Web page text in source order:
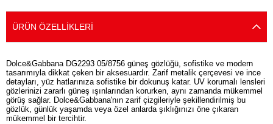
ÜRÜN ÖZELLIKLERI
Dolce&Gabbana DG2293 05/8756 güneş gözlüğü, sofistike ve modern
tasarımıyla dikkat çeken bir aksesuardır. Zarif metalik çerçevesi ve ince
detayları, yüz hatlarınıza sofistike bir dokunuş katar. UV korumalı lensleri
gözlerinizi zararlı güneş ışınlarından korurken, aynı zamanda mükemmel
görüş sağlar. Dolce&Gabbana'nın zarif çizgileriyle şekillendirilmiş bu
gözlük, günlük yaşamda veya özel anlarda şıklığınızı öne çıkaran
mükemmel bir tercihtir.